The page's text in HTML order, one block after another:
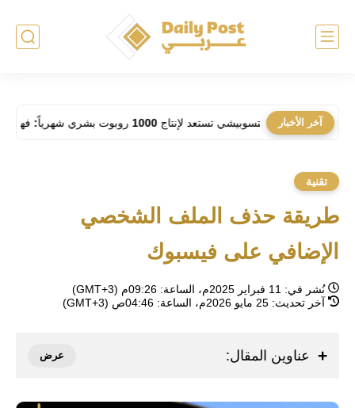
آخر الأخبار
ميتسوبيشي تستعد لإنتاج 1000 روبوت بشري شهرياً: فهل تحل الآلات مكان العمال في المصانع؟
تقنية
طريقة حذف الملف الشخصي
الإضافي على فيسبوك
نُشر في: 11 فبراير 2025م، الساعة: 09:26م (GMT+3)
آخر تحديث: 25 مايو 2026م، الساعة: 04:46ص (GMT+3)
عناوين المقال: